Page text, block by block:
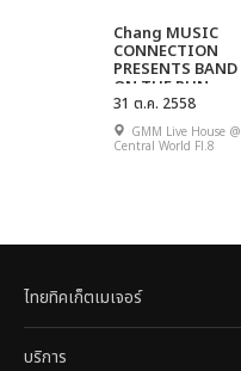
Chang MUSIC
CONNECTION
PRESENTS BAND
ON THE RUN
CONCERT SERIES
2015 SHOW #4
(SQWEEZ ANIMAL
VS APARTMENT
31 ต.ค. 2558
GMM Live House @
Central World Fl.8
ไทยทิคเก็ตเมเจอร์
บริการ